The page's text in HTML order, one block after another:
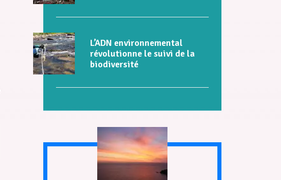
L’ADN environnemental
révolutionne le suivi de la
biodiversité